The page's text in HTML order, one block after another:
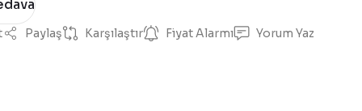
Paylaş Karşılaştır Fiyat Alarmı Yorum Yaz